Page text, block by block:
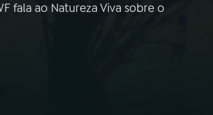
fala ao Natureza Viva sobre o